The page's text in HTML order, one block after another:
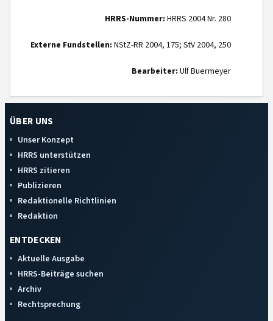
HRRS-Nummer: HRRS 2004 Nr. 280
Externe Fundstellen: NStZ-RR 2004, 175; StV 2004, 250
Bearbeiter: Ulf Buermeyer
ÜBER UNS
Unser Konzept
HRRS unterstützen
HRRS zitieren
Publizieren
Redaktionelle Richtlinien
Redaktion
ENTDECKEN
Aktuelle Ausgabe
HRRS-Beiträge suchen
Archiv
Rechtsprechung